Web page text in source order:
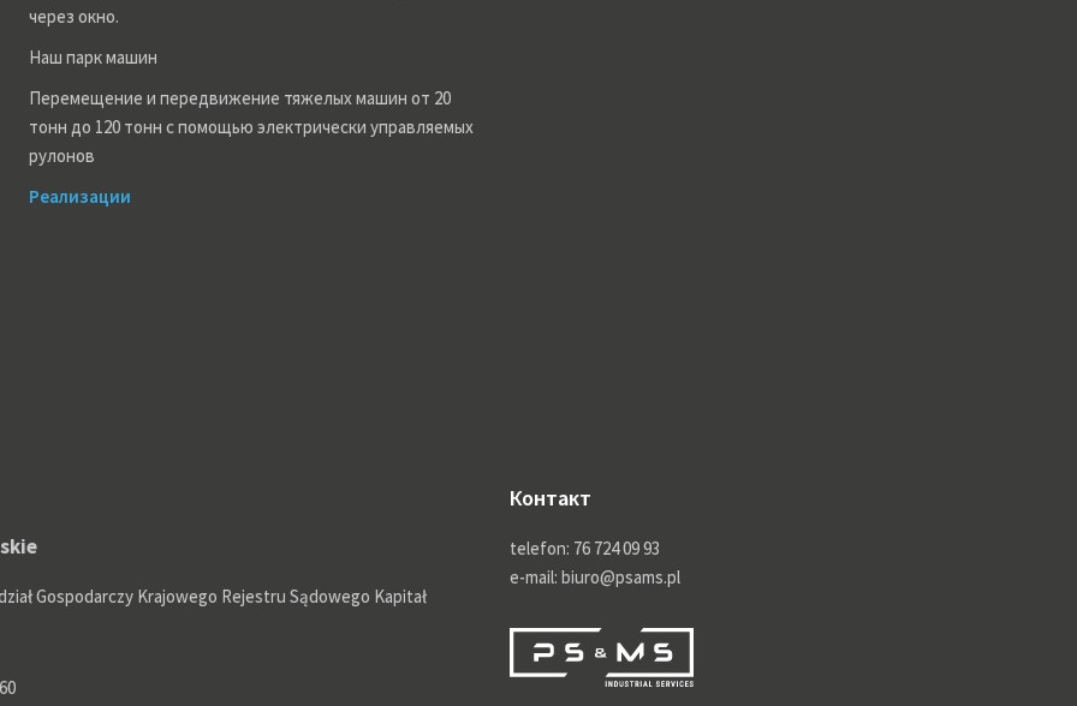
через окно.
Наш парк машин
Перемещение и передвижение тяжелых машин от 20
тонн до 120 тонн с помощью электрически управляемых
рулонов
Реализации
Gospodarczy Krajowego Rejestru Sądowego Kapitał
Контакт
telefon: 76 724 09 93
e-mail: biuro@psams.pl